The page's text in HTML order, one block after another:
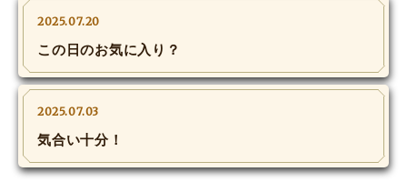
2025.07.20
この日のお気に入り？
2025.07.03
気合い十分！
SHIHO’s VOICE
We Spy!
SPECIAL
#Throwback